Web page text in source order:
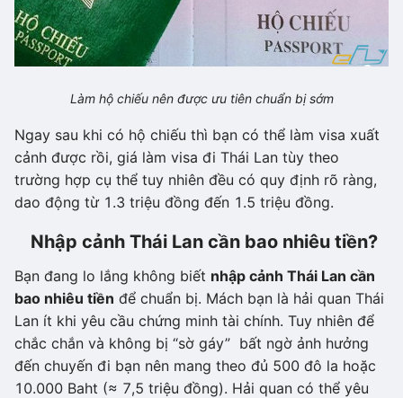
Làm hộ chiếu nên được ưu tiên chuẩn bị sớm
Ngay sau khi có hộ chiếu thì bạn có thể làm visa xuất
cảnh được rồi, giá làm visa đi Thái Lan tùy theo
trường hợp cụ thể tuy nhiên đều có quy định rõ ràng,
dao động từ 1.3 triệu đồng đến 1.5 triệu đồng.
Nhập cảnh Thái Lan cần bao nhiêu tiền?
Bạn đang lo lắng không biết nhập cảnh Thái Lan cần
bao nhiêu tiền để chuẩn bị. Mách bạn là hải quan Thái
Lan ít khi yêu cầu chứng minh tài chính. Tuy nhiên để
chắc chắn và không bị “sờ gáy” bất ngờ ảnh hưởng
đến chuyến đi bạn nên mang theo đủ 500 đô la hoặc
10.000 Baht (≈ 7,5 triệu đồng). Hải quan có thể yêu